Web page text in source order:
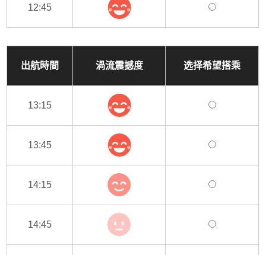
12:45
出航時間 渦流震撼度 选择希望搭乘
13:15
13:45
14:15
14:45